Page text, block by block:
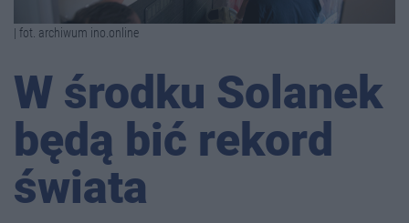
| fot. archiwum ino.online
W środku Solanek
będą bić rekord
świata